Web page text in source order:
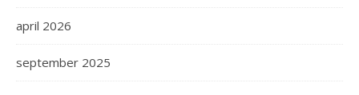
april 2026
september 2025